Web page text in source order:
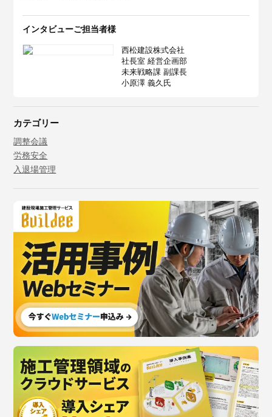
インタビューご担当者様
西松建設株式会社
社長室 経営企画部
未来戦略課 副課長
小原澤 義久氏
カテゴリー
調整会議
労務安全
入退場管理